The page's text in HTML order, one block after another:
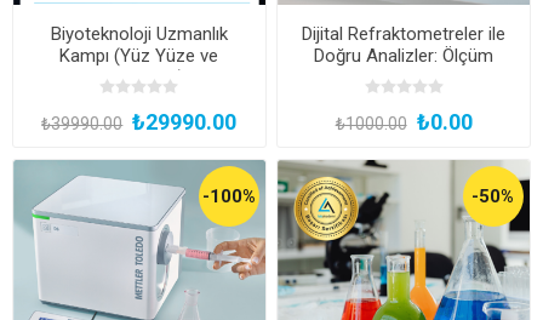
Biyoteknoloji Uzmanlık
Kampı (Yüz Yüze ve
Uygulamalı)
₺39990.00 ₺29990.00
Dijital Refraktometreler ile
Doğru Analizler: Ölçüm
Teknikleri ve Uygulama
Alanları
₺1000.00 ₺0.00
-100% -50%